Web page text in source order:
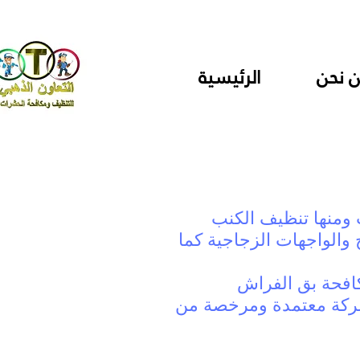
الرئيسية نحن
تنظيف الكنب
الزجاجية كما
بق الفراش
شركة معتمدة ومرخصة من